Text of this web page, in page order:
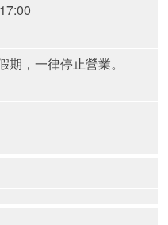
期，一律停止營業。